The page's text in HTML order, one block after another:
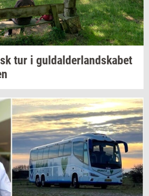
tur i gul­dal­der­land­ska­bet